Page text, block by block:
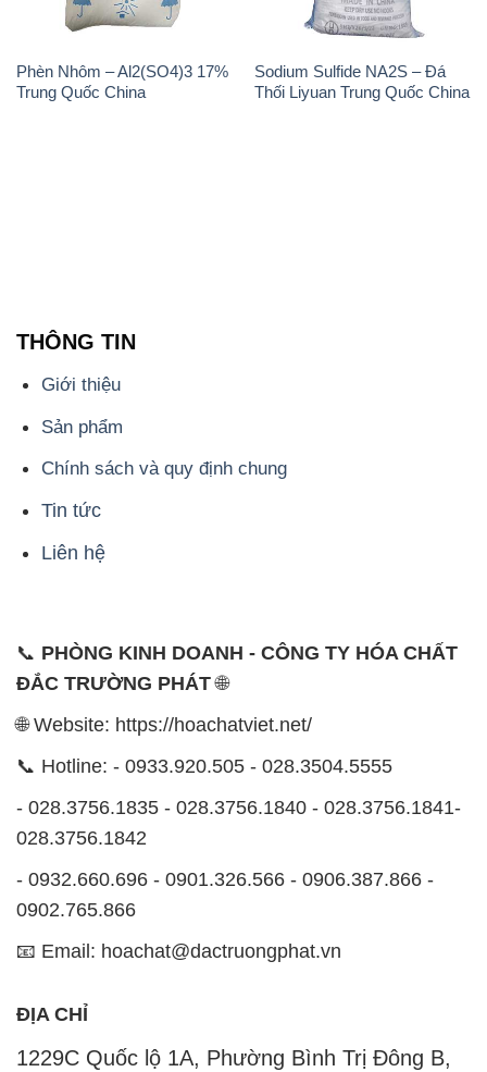
Phèn Nhôm – Al2(SO4)3 17%
Trung Quốc China
Sodium Sulfide NA2S – Đá
Thối Liyuan Trung Quốc China
THÔNG TIN
Giới thiệu
Sản phẩm
Chính sách và quy định chung
Tin tức
Liên hệ
📞 PHÒNG KINH DOANH - CÔNG TY HÓA CHẤT
ĐẮC TRƯỜNG PHÁT🌐
🌐 Website: https://hoachatviet.net/
📞 Hotline: - 0933.920.505 - 028.3504.5555
- 028.3756.1835 - 028.3756.1840 - 028.3756.1841-
028.3756.1842
- 0932.660.696 - 0901.326.566 - 0906.387.866 -
0902.765.866
📧 Email: hoachat@dactruongphat.vn
ĐỊA CHỈ
1229C Quốc lộ 1A, Phường Bình Trị Đông B,